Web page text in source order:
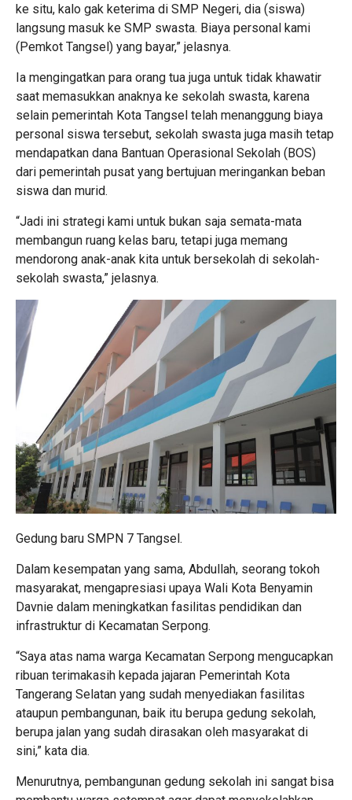
ke situ, kalo gak keterima di SMP Negeri, dia (siswa)
langsung masuk ke SMP swasta. Biaya personal kami
(Pemkot Tangsel) yang bayar,” jelasnya.
Ia mengingatkan para orang tua juga untuk tidak khawatir
saat memasukkan anaknya ke sekolah swasta, karena
selain pemerintah Kota Tangsel telah menanggung biaya
personal siswa tersebut, sekolah swasta juga masih tetap
mendapatkan dana Bantuan Operasional Sekolah (BOS)
dari pemerintah pusat yang bertujuan meringankan beban
siswa dan murid.
“Jadi ini strategi kami untuk bukan saja semata-mata
membangun ruang kelas baru, tetapi juga memang
mendorong anak-anak kita untuk bersekolah di sekolah-
sekolah swasta,” jelasnya.
Gedung baru SMPN 7 Tangsel.
Dalam kesempatan yang sama, Abdullah, seorang tokoh
masyarakat, mengapresiasi upaya Wali Kota Benyamin
Davnie dalam meningkatkan fasilitas pendidikan dan
infrastruktur di Kecamatan Serpong.
“Saya atas nama warga Kecamatan Serpong mengucapkan
ribuan terimakasih kepada jajaran Pemerintah Kota
Tangerang Selatan yang sudah menyediakan fasilitas
ataupun pembangunan, baik itu berupa gedung sekolah,
berupa jalan yang sudah dirasakan oleh masyarakat di
sini,” kata dia.
Menurutnya, pembangunan gedung sekolah ini sangat bisa